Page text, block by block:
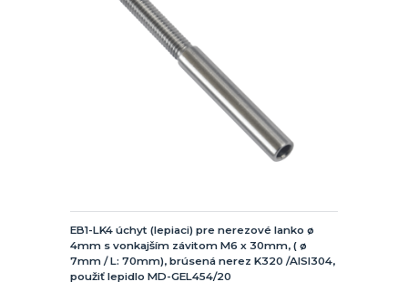
EB1-LK4 úchyt (lepiaci) pre nerezové lanko ø
4mm s vonkajším závitom M6 x 30mm, ( ø
7mm / L: 70mm), brúsená nerez K320 /AISI304,
použiť lepidlo MD-GEL454/20